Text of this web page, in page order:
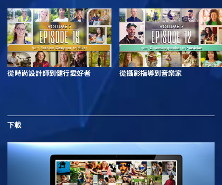
從時尚設計師到健行愛好者 從攝影指導到音樂家
下載